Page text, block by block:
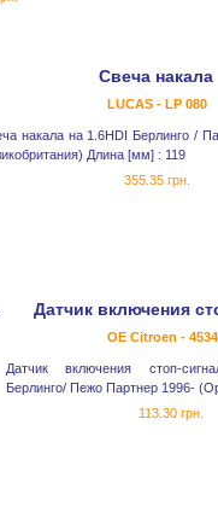
Свеча накала
LUCAS - LP 080
накала на 1.6HDI Берлинго /
Длина [мм] : 119
355.35 грн.
Датчик включения
OE Citroen -
Датчик включения стоп-
Берлинго/ Пежо Партнер 1996-
113.30 грн.